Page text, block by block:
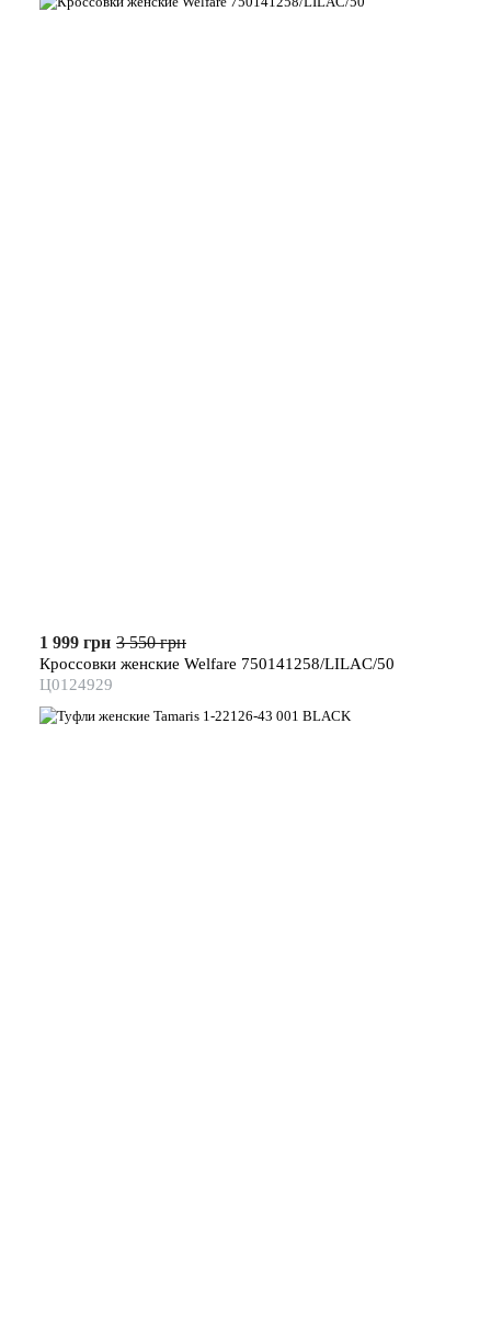
1 999 грн 3 550 грн
Кроссовки женские Welfare 750141258/LILAC/50
Ц0124929